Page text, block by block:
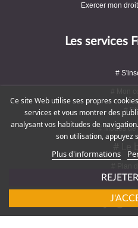
Exercer mon
Les services
#
#
# Modes de
Ce site Web utilise ses propres
services et vous montrer des
analysant vos habitudes de
son utilisation, appuyez
Plus d'informations